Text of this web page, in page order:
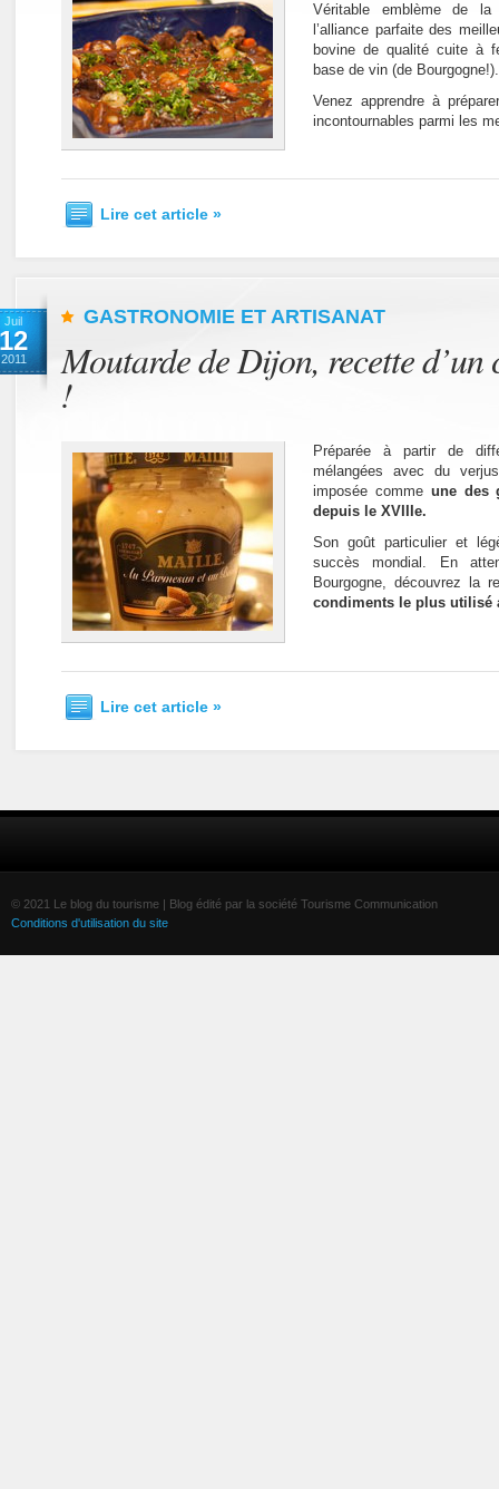
Véritable emblème de
l’alliance parfaite des
bovine de qualité cuite à
base de vin (de Bourgogne!).
Venez apprendre à
incontournables parmi les
Lire cet article »
Juil
12
2011
GASTRONOMIE ET ARTISANAT
Moutarde de Dijon, recette d’un
!
Préparée à partir de
mélangées avec du
imposée comme une des
depuis le XVIIIe.
Son goût particulier et
succès mondial. En
Bourgogne, découvrez la
condiments le plus utilisé
Lire cet article »
© 2021 Le blog du tourisme | Blog édité par la société Tourisme Communication
Conditions d'utilisation du site